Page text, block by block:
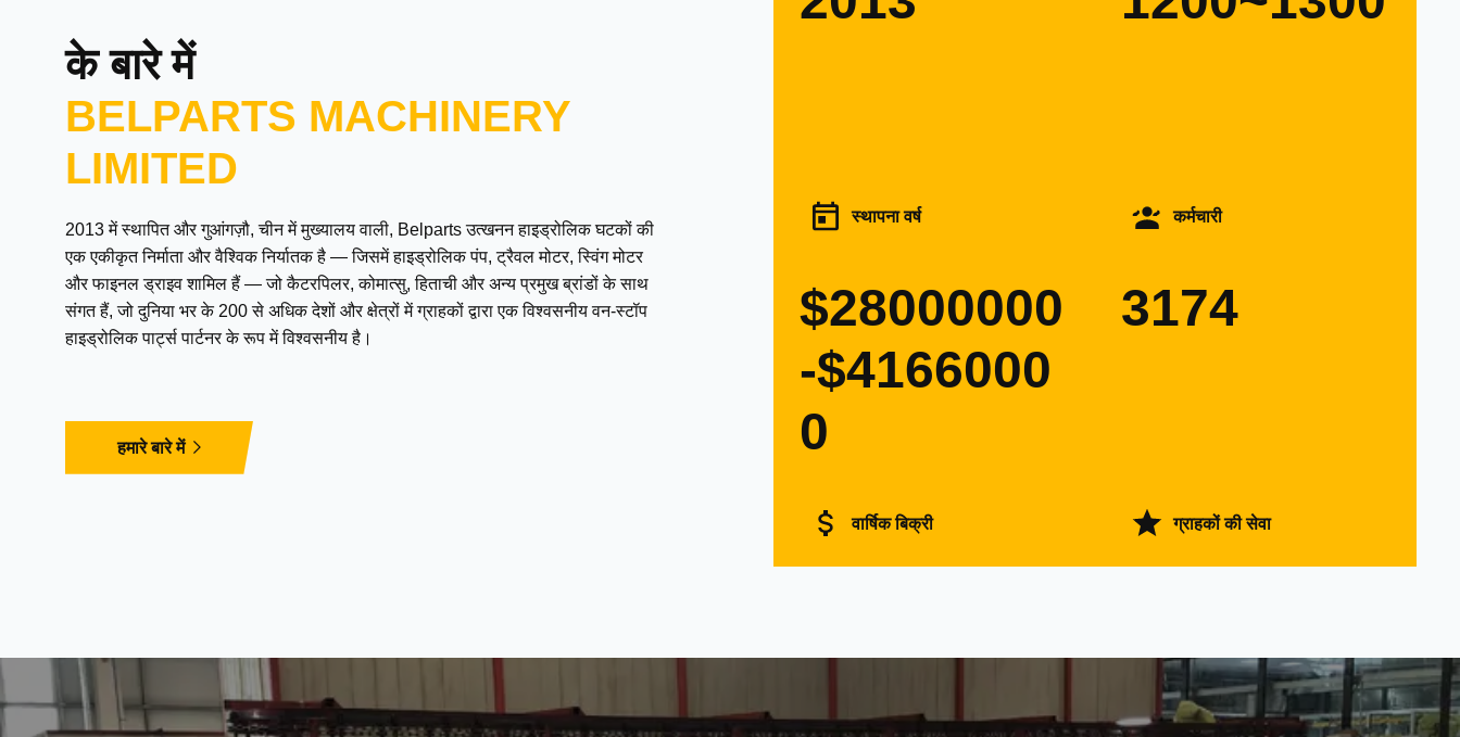
के बारे में
BELPARTS MACHINERY
LIMITED
2013 में स्थापित और गुआंगज़ौ, चीन में मुख्यालय वाली, Belparts उत्खनन हाइड्रोलिक घटकों की
एक एकीकृत निर्माता और वैश्विक निर्यातक है — जिसमें हाइड्रोलिक पंप, ट्रैवल मोटर, स्विंग मोटर
और फाइनल ड्राइव शामिल हैं — जो कैटरपिलर, कोमात्सु, हिताची और अन्य प्रमुख ब्रांडों के साथ
संगत हैं, जो दुनिया भर के 200 से अधिक देशों और क्षेत्रों में ग्राहकों द्वारा एक विश्वसनीय वन-स्टॉप
हाइड्रोलिक पार्ट्स पार्टनर के रूप में विश्वसनीय है।
हमारे बारे में
स्थापना वर्ष कर्मचारी
$28000000
-$4166000
0
वार्षिक बिक्री
3174
ग्राहकों की सेवा